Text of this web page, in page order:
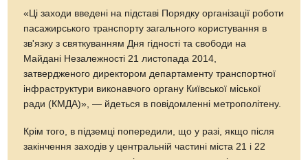
«Ці заходи введені на підставі Порядку організації роботи
пасажирського транспорту загального користування в
зв'язку з святкуванням Дня гідності та свободи на
Майдані Незалежності 21 листопада 2014,
затвердженого директором департаменту транспортної
інфраструктури виконавчого органу Київської міської
ради (КМДА)», — йдеться в повідомленні метрополітену.
Крім того, в підземці попередили, що у разі, якщо після
закінчення заходів у центральній частині міста 21 і 22